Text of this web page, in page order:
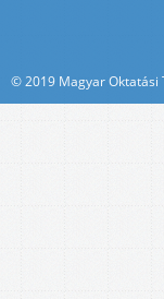
© 2019 Magyar